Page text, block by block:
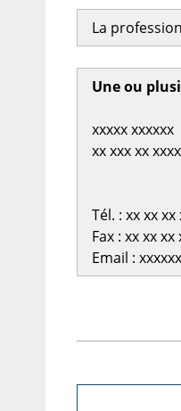
La profession
Une ou
xxxxx xxxxxx
xx xxx xx
Tél. : xx xx xx
Fax : xx xx xx
Email :